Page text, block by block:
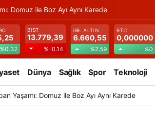
Domuz ile Boz Ayı Aynı Karede
%0.32
BIST
13.779,39
%-0.14
GR. ALTIN
6.660,55
%2.59
BTC
0,000000
%0
Dünya Sağlık Spor Teknoloji
Yaşamı: Domuz ile Boz Ayı Aynı Karede